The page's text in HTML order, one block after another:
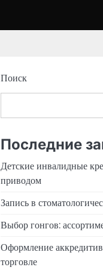
Поиск
Последние
Детские инвалидные
приводом
Запись в
Выбор гонгов:
Оформление
торговле